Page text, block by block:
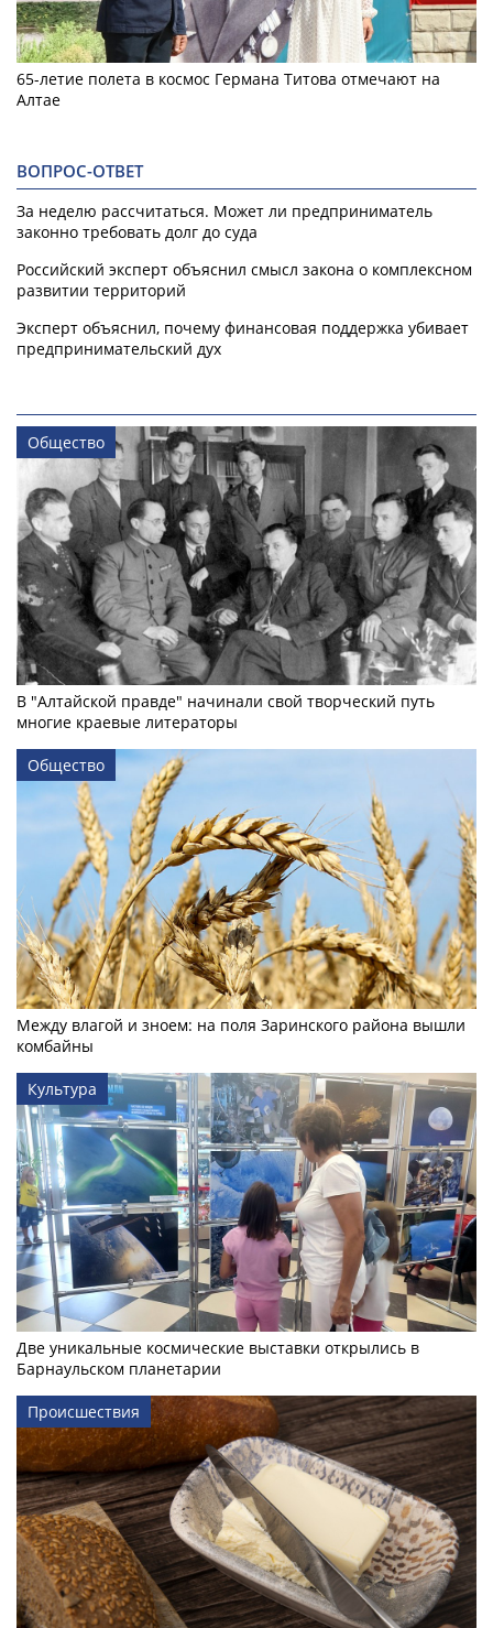
65-летие полета в космос Германа Титова отмечают на
Алтае
ВОПРОС-ОТВЕТ
За неделю рассчитаться. Может ли предприниматель
законно требовать долг до суда
Российский эксперт объяснил смысл закона о комплексном
развитии территорий
Эксперт объяснил, почему финансовая поддержка убивает
предпринимательский дух
Общество
В "Алтайской правде" начинали свой творческий путь
многие краевые литераторы
Общество
Между влагой и зноем: на поля Заринского района вышли
комбайны
Культура
Две уникальные космические выставки открылись в
Барнаульском планетарии
Происшествия